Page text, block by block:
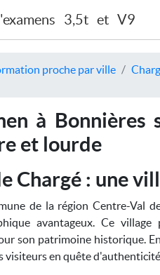
3,5t et V9
proche par ville
à
et lourde
Chargé : une
de la région Centre-Val
avantageux. Ce
son patrimoine historique.
visiteurs en quête